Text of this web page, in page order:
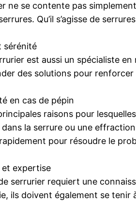
ne se contente pas
Qu’il s’agisse de
sérénité
est aussi un spécialiste
des solutions pour
en cas de pépin
raisons pour
dans la serrure ou une
pour résoudre le
expertise
serrurier requiert une
ils doivent également se tenir